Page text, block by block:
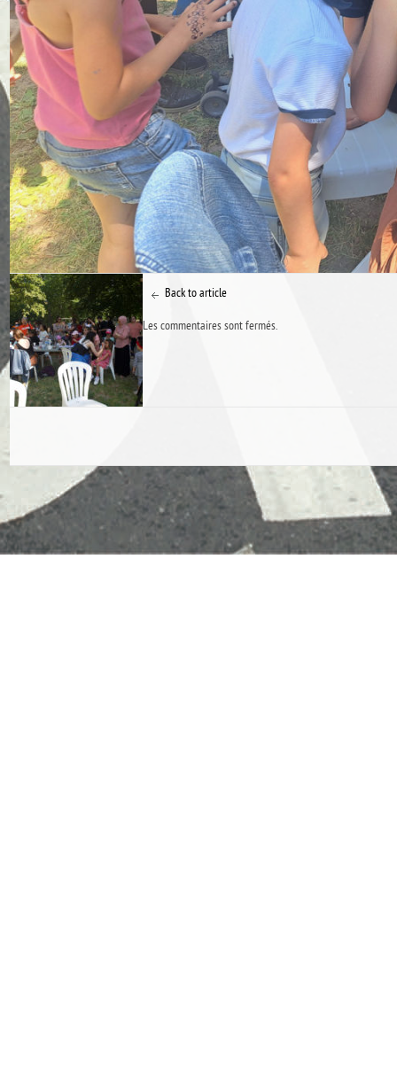
Back to article
Les commentaires sont fermés.